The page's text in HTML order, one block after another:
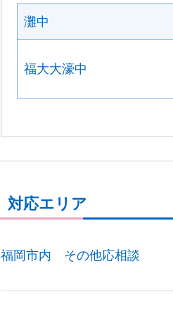
灘中
福大大濠中
対応エリア
福岡市内 その他応相談